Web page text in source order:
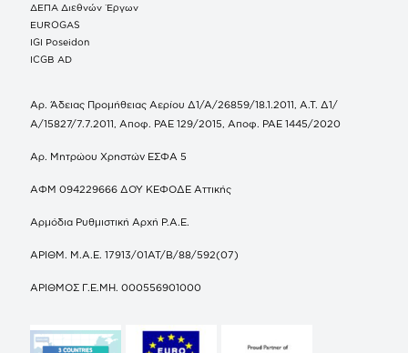
ΔΕΠΑ Διεθνών Έργων
EUROGAS
IGI Poseidon
ICGB AD
Αρ. Άδειας Προμήθειας Αερίου Δ1/Α/26859/18.1.2011, Α.Τ. Δ1/
Α/15827/7.7.2011, Αποφ. ΡΑΕ 129/2015, Αποφ. ΡΑΕ 1445/2020
Αρ. Μητρώου Χρηστών ΕΣΦΑ 5
ΑΦΜ 094229666 ΔΟΥ ΚΕΦΟΔΕ Αττικής
Αρμόδια Ρυθμιστική Αρχή Ρ.Α.Ε.
ΑΡΙΘΜ. Μ.Α.Ε. 17913/01ΑΤ/Β/88/592(07)
ΑΡΙΘΜΟΣ Γ.Ε.ΜΗ. 000556901000